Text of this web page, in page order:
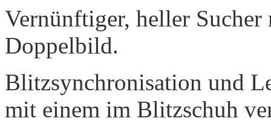
Vernünftiger, heller
Doppelbild.
Blitzsynchronisation und
mit einem im Blitzschuh